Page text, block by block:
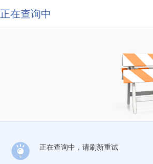
正在查询中
正在查询中，请刷新重试